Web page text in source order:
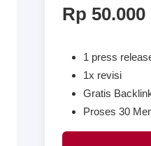
Rp 50.000
1 press
1x revisi
Gratis
Proses 30